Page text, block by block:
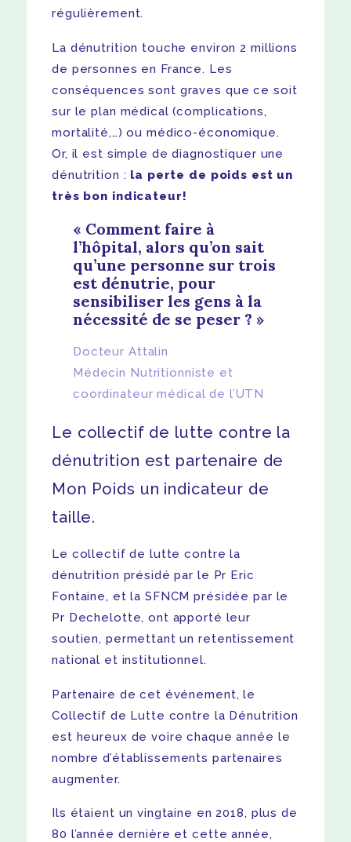
régulièrement.
La dénutrition touche environ 2 millions
de personnes en France. Les
conséquences sont graves que ce soit
sur le plan médical (complications,
mortalité,…) ou médico-économique.
Or, il est simple de diagnostiquer une
dénutrition : la perte de poids est un
très bon indicateur!
Comment faire à
l’hôpital, alors qu’on sait
qu’une personne sur trois
est dénutrie, pour
sensibiliser les gens à la
nécessité de se peser ?
Docteur Attalin
Médecin Nutritionniste et
coordinateur médical de l’UTN
Le collectif de lutte contre la
dénutrition est partenaire de
Mon Poids un indicateur de
taille.
Le collectif de lutte contre la
dénutrition présidé par le Pr Eric
Fontaine, et la SFNCM présidée par le
Pr Dechelotte, ont apporté leur
soutien, permettant un retentissement
national et institutionnel.
Partenaire de cet événement, le
Collectif de Lutte contre la Dénutrition
est heureux de voire chaque année le
nombre d’établissements partenaires
augmenter.
Ils étaient un vingtaine en 2018, plus de
80 l’année dernière et cette année,